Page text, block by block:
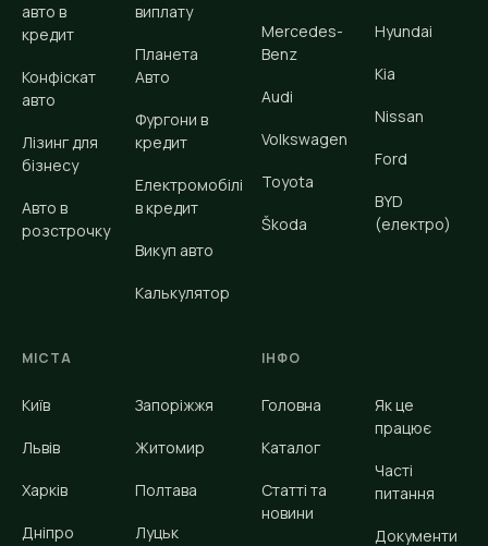
авто в
кредит
Конфіскат
авто
Лізинг для
бізнесу
Авто в
розстрочку
виплату
Планета
Авто
Фургони в
кредит
Електромобілі
в кредит
Викуп авто
Калькулятор
Mercedes-
Benz
Audi
Volkswagen
Toyota
Škoda
Hyundai
Kia
Nissan
Ford
BYD
(електро)
МІСТА
Київ
Львів
Харків
Дніпро
Запоріжжя
Житомир
Полтава
Луцьк
ІНФО
Головна
Каталог
Статті та
новини
Як це
працює
Часті
питання
Документи